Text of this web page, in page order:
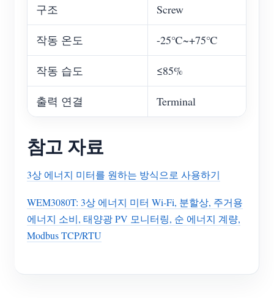
구조 Screw
작동 온도 -25℃~+75℃
작동 습도 ≤85%
출력 연결 Terminal
참고 자료
3상 에너지 미터를 원하는 방식으로 사용하기
WEM3080T: 3상 에너지 미터 Wi-Fi, 분할상, 주거용
에너지 소비, 태양광 PV 모니터링, 순 에너지 계량,
Modbus TCP/RTU